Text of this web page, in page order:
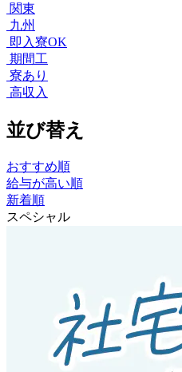
関東
九州
即入寮OK
期間工
寮あり
高収入
並び替え
おすすめ順
給与が高い順
新着順
スペシャル